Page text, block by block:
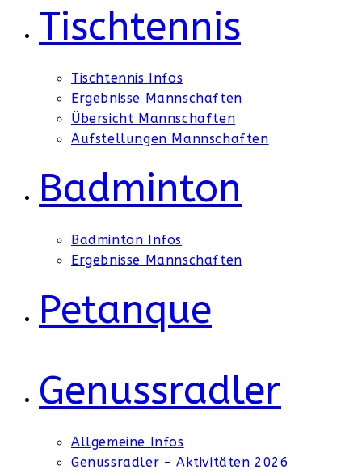
Tischtennis
Tischtennis Infos
Ergebnisse Mannschaften
Übersicht Mannschaften
Aufstellungen Mannschaften
Badminton
Badminton Infos
Ergebnisse Mannschaften
Petanque
Genussradler
Allgemeine Infos
Genussradler – Aktivitäten 2026